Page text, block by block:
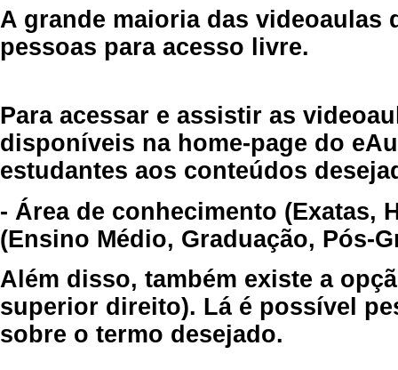
A grande maioria das videoaulas
pessoas para acesso livre.
Para acessar e assistir as
disponíveis na home-page do
estudantes aos conteúdos
- Área de conhecimento (Exatas,
(Ensino Médio, Graduação, Pós-
Além disso, também existe a
superior direito). Lá é possível
sobre o termo desejado.